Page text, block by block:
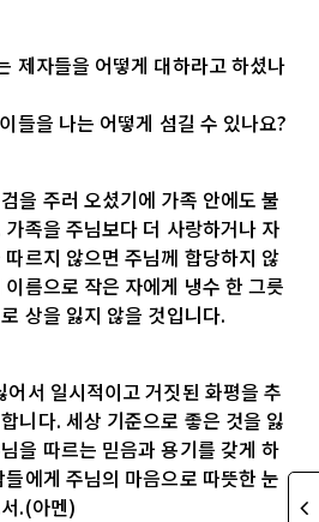
제자들을 어떻게 대하라고 하셨나
들을 나는 어떻게 섬길 수 있나요?
을 주러 오셨기에 가족 안에도 불
족을 주님보다 더 사랑하거나 자
르지 않으면 주님께 합당하지 않
름으로 작은 자에게 냉수 한 그릇
상을 잃지 않을 것입니다.
서 일시적이고 거짓된 화평을 추
니다. 세상 기준으로 좋은 것을 잃
을 따르는 믿음과 용기를 갖게 하
에게 주님의 마음으로 따뜻한 눈
.(아멘)